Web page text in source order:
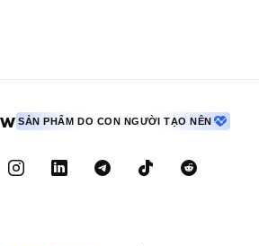
SẢN PHẨM DO CON NGƯỜI TẠO NÊN